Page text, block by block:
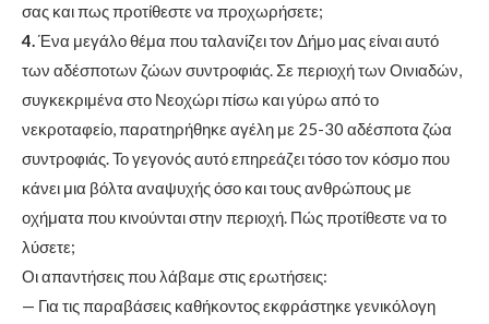
σας και πως προτίθεστε να προχωρήσετε;
4.Ένα μεγάλο θέμα που ταλανίζει τον Δήμο μας είναι αυτό
των αδέσποτων ζώων συντροφιάς. Σε περιοχή των Οινιαδών,
συγκεκριμένα στο Νεοχώρι πίσω και γύρω από το
νεκροταφείο, παρατηρήθηκε αγέλη με 25-30 αδέσποτα ζώα
συντροφιάς. Το γεγονός αυτό επηρεάζει τόσο τον κόσμο που
κάνει μια βόλτα αναψυχής όσο και τους ανθρώπους με
οχήματα που κινούνται στην περιοχή. Πώς προτίθεστε να το
λύσετε;
Οι απαντήσεις που λάβαμε στις ερωτήσεις:
— Για τις παραβάσεις καθήκοντος εκφράστηκε γενικόλογη